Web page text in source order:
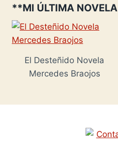
**MI ÚLTIMA NOVELA
El Desteñido Novela
Mercedes Braojos